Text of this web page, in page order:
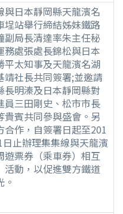
與日本靜岡縣天龍濱名
埕站舉行締結姊妹鐵路
副局長清達率朱主任秘
務處張處長錦松與日本
平太知事及天龍濱名湖
靖社長共同簽署;並邀請
長明溱及日本靜岡縣對
員三田剛史、松市市長
貴賓共同參與盛會。另
合作，自簽署日起至201
止辦理集集線與天龍濱
遊票券（乘車券）相互
活動，以促進雙方鐵道